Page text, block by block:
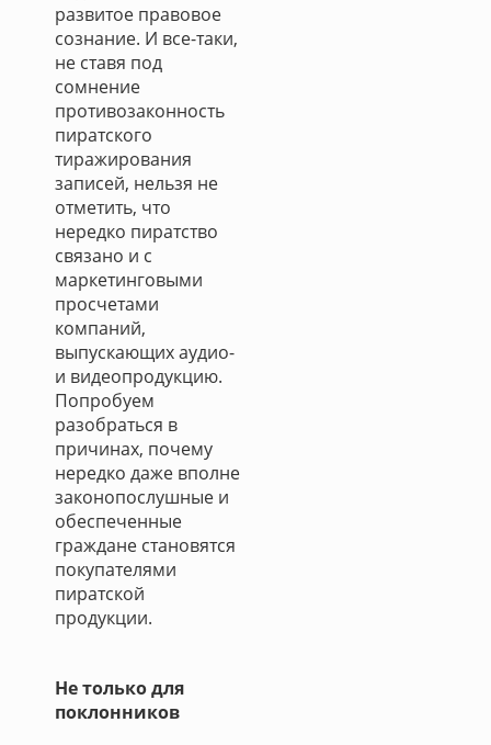
развитое правовое
сознание. И все-таки,
не ставя под
сомнение
противозаконность
пиратского
тиражирования
записей, нельзя не
отметить, что
нередко пиратство
связано и с
маркетинговыми
просчетами
компаний,
выпускающих аудио-
и видеопродукцию.
Попробуем
разобраться в
причинах, почему
нередко даже вполне
законопослушные и
обеспеченные
граждане становятся
покупателями
пиратской
продукции.
Не только для
поклонников